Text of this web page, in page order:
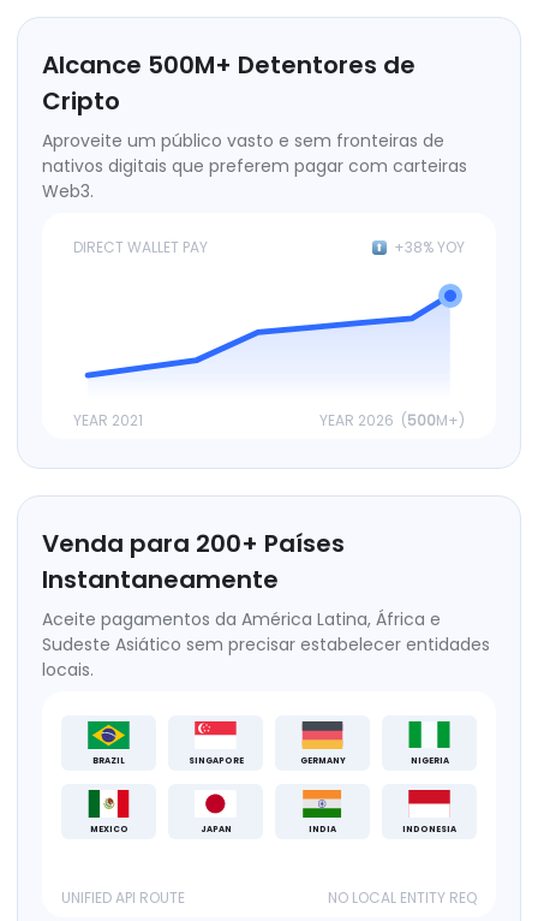
Alcance 500M+ Detentores de
Cripto
Aproveite um público vasto e sem fronteiras de
nativos digitais que preferem pagar com carteiras
Web3.
DIRECT WALLET PAY +38% YOY
YEAR 2021 YEAR 2026 (500M+)
Venda para 200+ Países
Instantaneamente
Aceite pagamentos da América Latina, África e
Sudeste Asiático sem precisar estabelecer entidades
locais.
BRAZIL SINGAPORE GERMANY NIGERIA
MEXICO JAPAN INDIA INDONESIA
UNIFIED API ROUTE NO LOCAL ENTITY REQ